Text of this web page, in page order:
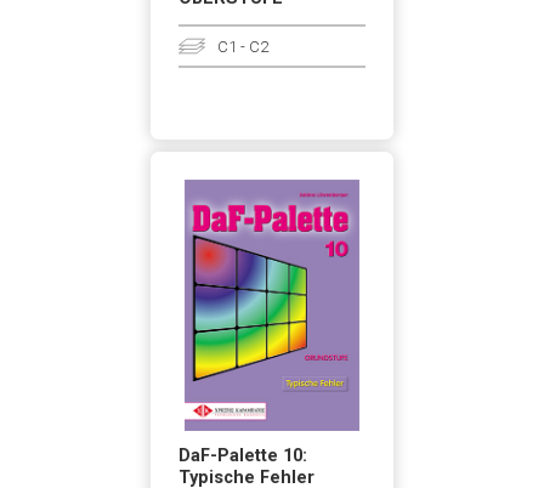
C1 - C2
DaF-Palette 10:
Typische Fehler